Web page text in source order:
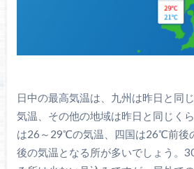
日中の最高気温は、九州は昨日と同
気温、その他の地域は昨日と同じく
は26～29℃の気温、四国は26℃前後
後の気温となる所が多いでしょう。